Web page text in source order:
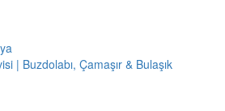
| Buzdolabı, Çamaşır & Bulaşık